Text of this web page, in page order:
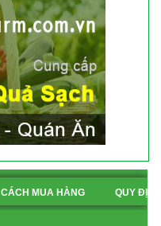
CÁCH MUA HÀNG QUY